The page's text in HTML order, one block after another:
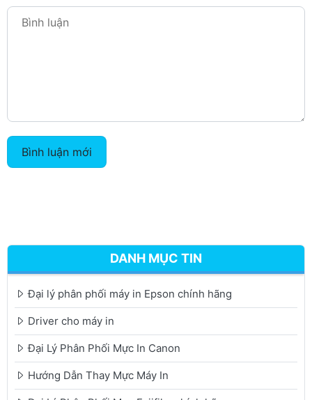
Bình luận mới
DANH MỤC TIN
Đại lý phân phối máy in Epson chính hãng
Driver cho máy in
Đại Lý Phân Phối Mực In Canon
Hướng Dẫn Thay Mực Máy In